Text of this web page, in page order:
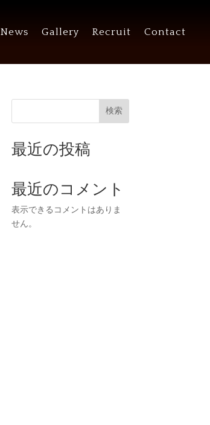
News Gallery Recruit Contact
検索
最近の投稿
最近のコメント
表示できるコメントはありま
せん。